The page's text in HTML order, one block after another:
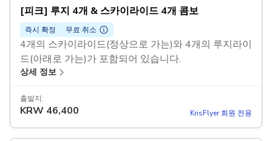
[피크] 루지 4개 & 스카이라이드 4개 콤보
즉시 확정 무료 취소
4개의 스카이라이드(정상으로 가는)와 4개의 루지라이
드(아래로 가는)가 포함되어 있습니다.
1인만 이용 가능하며, 여러 투숙객과 함께 이용할 수 없
비수요시간은 오후 3시 이전이고, 혼잡시간은 오후 4
시 이후이며, 요일과 관계없이 적용됩니다.
상세 정보
출발지:
KRW 46,400 KrisFlyer 회원 전용